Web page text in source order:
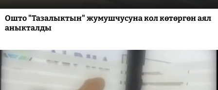
Ошто "Тазалыктын" жумушчусуна кол көтөргөн аял
аныкталды